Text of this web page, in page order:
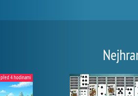
před 4 hodinami